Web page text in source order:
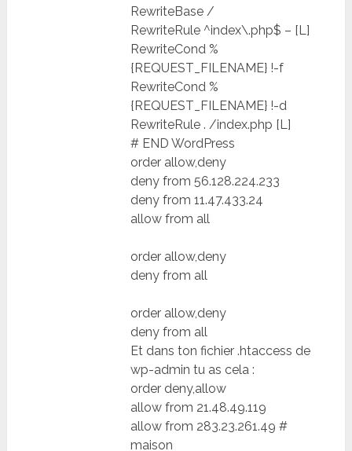
RewriteBase /
RewriteRule ^index\.php$ – [L]
RewriteCond %
{REQUEST_FILENAME} !-f
RewriteCond %
{REQUEST_FILENAME} !-d
RewriteRule . /index.php [L]
# END WordPress
order allow,deny
deny from 56.128.224.233
deny from 11.47.433.24
allow from all
order allow,deny
deny from all
order allow,deny
deny from all
Et dans ton fichier .htaccess de
wp-admin tu as cela :
order deny,allow
allow from 21.48.49.119
allow from 283.23.261.49 #
maison